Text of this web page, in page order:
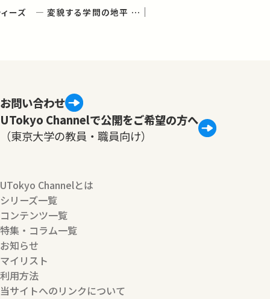
デジタル・ヒューマニティーズ ― 変貌する学問の地平 ― (学術俯瞰講義)
お問い合わせ
UTokyo Channelで公開をご希望の方へ
（東京大学の教員・職員向け）
UTokyo Channelとは
シリーズ一覧
コンテンツ一覧
特集・コラム一覧
お知らせ
マイリスト
利用方法
当サイトへのリンクについて